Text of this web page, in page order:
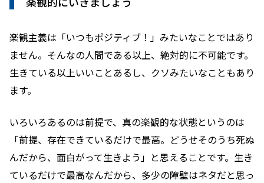
楽観主義は「いつもポジティブ！」みたいなことではあり
ません。そんなの人間である以上、絶対的に不可能です。
生きている以上いいことあるし、クソみたいなこともあり
ます。
いろいろあるのは前提で、真の楽観的な状態というのは
「前提、存在できているだけで最高。どうせそのうち死ぬ
んだから、面白がって生きよう」と思えることです。生き
ているだけで最高なんだから、多少の障壁はネタだと思っ